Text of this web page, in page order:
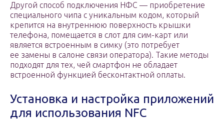
Другой способ подключения НФС — приобретение
специального чипа с уникальным кодом, который
крепится на внутреннюю поверхность крышки
телефона, помещается в слот для сим-карт или
является встроенным в симку (это потребует
ее замены в салоне связи оператора). Такие методы
подходят для тех, чей смартфон не обладает
встроенной функцией бесконтактной оплаты.
Установка и настройка приложений
для использования NFC